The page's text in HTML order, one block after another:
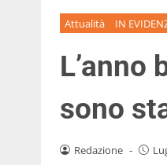
Attualità IN
L’anno
sono
Redazione -